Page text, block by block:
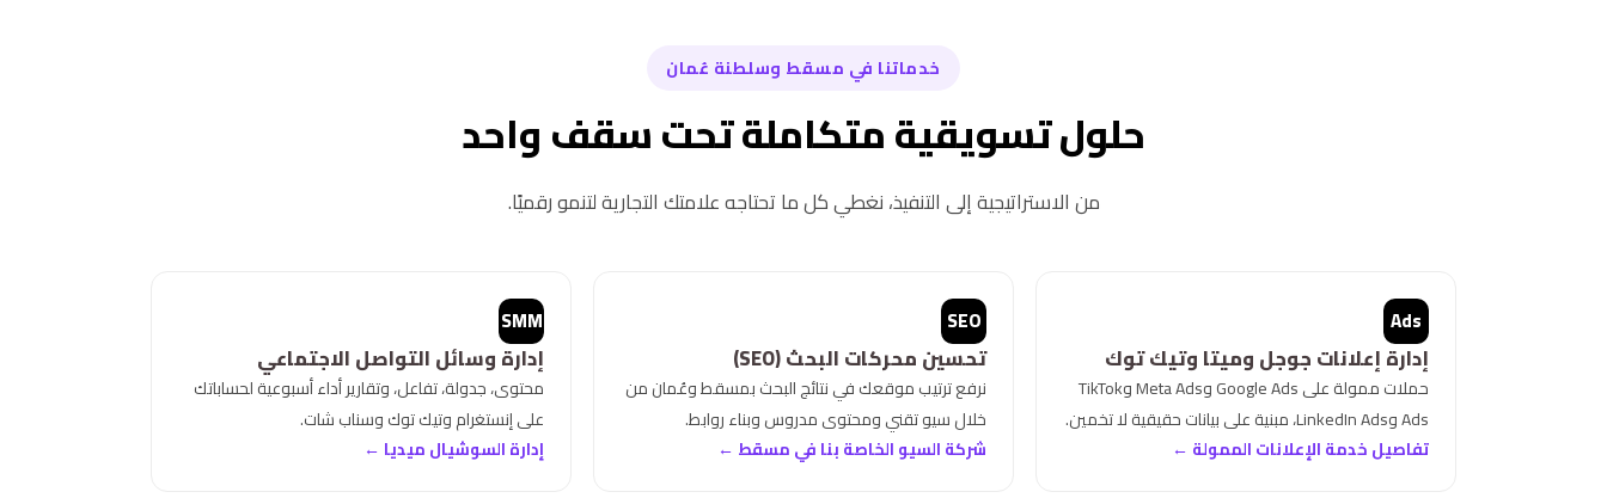
خدماتنا في مسقط وسلطنة عُمان
حلول تسويقية متكاملة تحت سقف واحد
من الاستراتيجية إلى التنفيذ، نغطي كل ما تحتاجه علامتك التجارية لتنمو رقميًا.
Ads
إدارة إعلانات جوجل وميتا وتيك توك
حملات ممولة على Google Ads وMeta Ads وTikTok
Ads وLinkedIn Ads، مبنية على بيانات حقيقية لا تخمين.
تفاصيل خدمة الإعلانات الممولة ←
SEO
تحسين محركات البحث (SEO)
نرفع ترتيب موقعك في نتائج البحث بمسقط وعُمان من
خلال سيو تقني ومحتوى مدروس وبناء روابط.
شركة السيو الخاصة بنا في مسقط ←
SMM
إدارة وسائل التواصل الاجتماعي
محتوى، جدولة، تفاعل، وتقارير أداء أسبوعية لحساباتك
على إنستغرام وتيك توك وسناب شات.
إدارة السوشيال ميديا ←